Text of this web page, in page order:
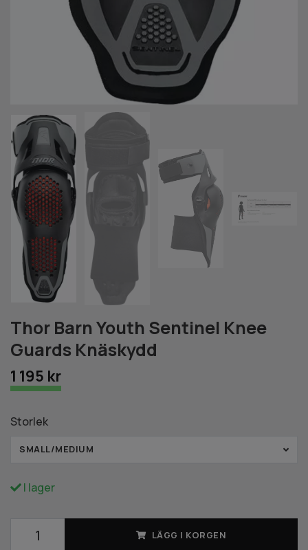
Thor Barn Youth Sentinel Knee
Guards Knäskydd
1 195 kr
Storlek
SMALL/MEDIUM
I lager
LÄGG I KORGEN